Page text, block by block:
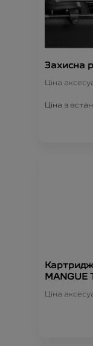
Захисна
Ціна
Ціна з
MANGUE
Ціна